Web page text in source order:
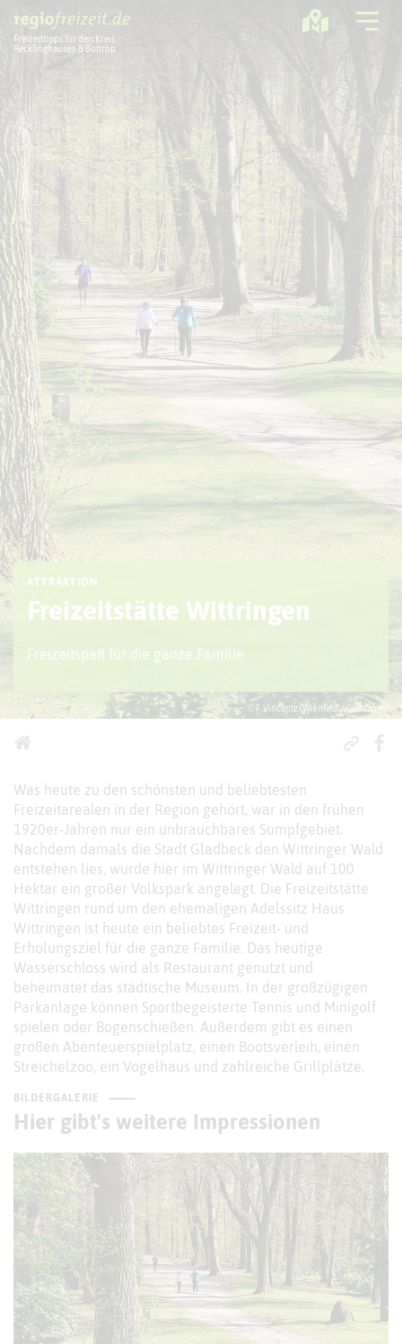
Freizeittipps für den Kreis
Recklinghausen & Bottrop
Ausflugstipps
Sport + Bewegung
Aktuelles
Freizeitregion
© F. Vincentz (Wikimedia Commons)
ATTRAKTION
Freizeitstätte Wittringen
Freizeitspaß für die ganze Familie
Was heute zu den schönsten und beliebtesten
Freizeitarealen in der Region gehört, war in den frühen
1920er-Jahren nur ein unbrauchbares Sumpfgebiet.
Nachdem damals die Stadt Gladbeck den Wittringer Wald
entstehen lies, wurde hier im Wittringer Wald auf 100
Hektar ein großer Volkspark angelegt. Die Freizeitstätte
Wittringen rund um den ehemaligen Adelssitz Haus
Wittringen ist heute ein beliebtes Freizeit- und
Erholungsziel für die ganze Familie. Das heutige
Wasserschloss wird als Restaurant genutzt und
beheimatet das städtische Museum. In der großzügigen
Parkanlage können Sportbegeisterte Tennis und Minigolf
spielen oder Bogenschießen. Außerdem gibt es einen
großen Abenteuerspielplatz, einen Bootsverleih, einen
Streichelzoo, ein Vogelhaus und zahlreiche Grillplätze.
BILDERGALERIE
Hier gibt's weitere Impressionen